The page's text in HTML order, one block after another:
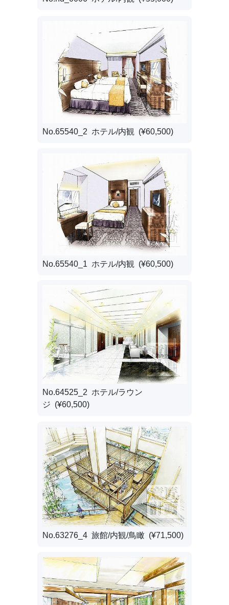
No.65540_2 ホテル/内観 (¥60,500)
No.65540_1 ホテル/内観 (¥60,500)
No.64525_2 ホテル/ラウン
ジ (¥60,500)
No.63276_4 旅館/内観/鳥瞰 (¥71,500)